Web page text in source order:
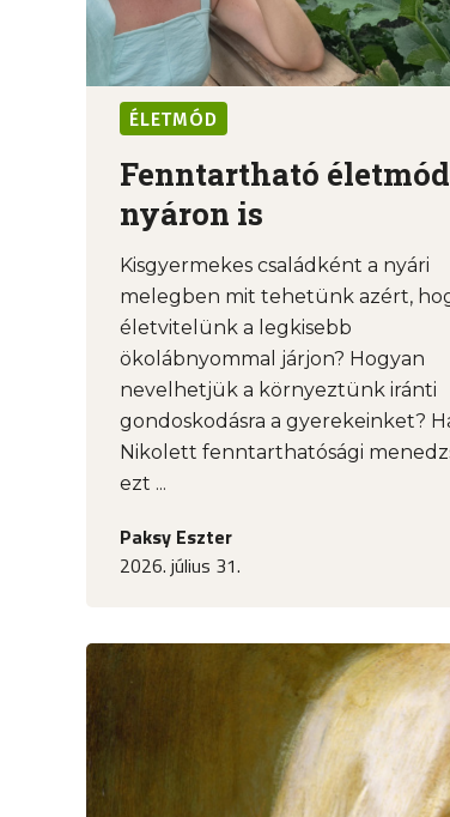
ÉLETMÓD
Fenntartható
nyáron is
Kisgyermekes családként a nyári
melegben mit tehetünk azért,
életvitelünk a legkisebb
ökolábnyommal járjon? Hogyan
nevelhetjük a környeztünk iránti
gondoskodásra a gyerekeinket?
Nikolett fenntarthatósági
ezt ...
Paksy Eszter
2026. július 31.